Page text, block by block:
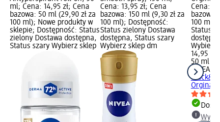
ml; Cena: 14,95 zł; Cena
bazowa: 50 ml (29,90 zł za
100 ml); Nowe produkty w
sklepie; Dostępność: Status
zielony Dostawa dostępna,
Status szary Wybierz sklep
Cena: 13,95 zł; Cena
bazowa: 150 ml (9,30 zł za
100 ml); Dostępność:
Status zielony Dostawa
dostępna, Status szary
Wybierz sklep dm
Cena:
bazowa:
100 ml);
Status
Wybierz
14,95 zł
50 ml
NIVEA